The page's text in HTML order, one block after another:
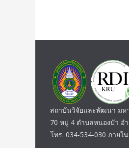
สถาบันวิจัยและพัฒนา มห
70 หมู่ 4 ตำบลหนองบัว อ
โทร. 034-534-030 ภายใ